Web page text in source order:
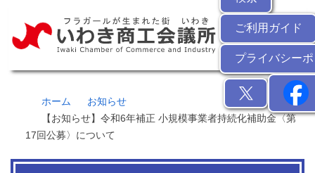
ご利用ガイド
プライバシー
ホーム
お知らせ
【お知らせ】令和6年補正 小規模事業者持続化補助金〈第
17回公募〉について